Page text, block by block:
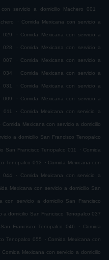
con servicio a domicilio Machero 001 .
. Comida Mexicana con servicio a
029 . Comida Mexicana con servicio a
028 . Comida Mexicana con servicio a
007 . Comida Mexicana con servicio a
034 . Comida Mexicana con servicio a
031 . Comida Mexicana con servicio a
009 . Comida Mexicana con servicio a
011 . Comida Mexicana con servicio a
. Comida Mexicana con servicio a domicilio
a domicilio San Francisco Tenopalco
San Francisco Tenopalco 011 . Comida
Tenopalco 013 . Comida Mexicana con
044 . Comida Mexicana con servicio a
Mexicana con servicio a domicilio San
con servicio a domicilio San Francisco
a domicilio San Francisco Tenopalco 037
Francisco Tenopalco 046 . Comida
Tenopalco 055 . Comida Mexicana con
Comida Mexicana con servicio a domicilio